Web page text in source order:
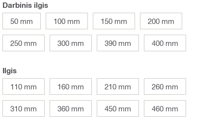
Darbinis ilgis
50 mm
100 mm 150 mm 200 mm
250 mm 300 mm 390 mm 400 mm
Ilgis
110 mm
160 mm 210 mm 260 mm
310 mm 360 mm 450 mm 460 mm